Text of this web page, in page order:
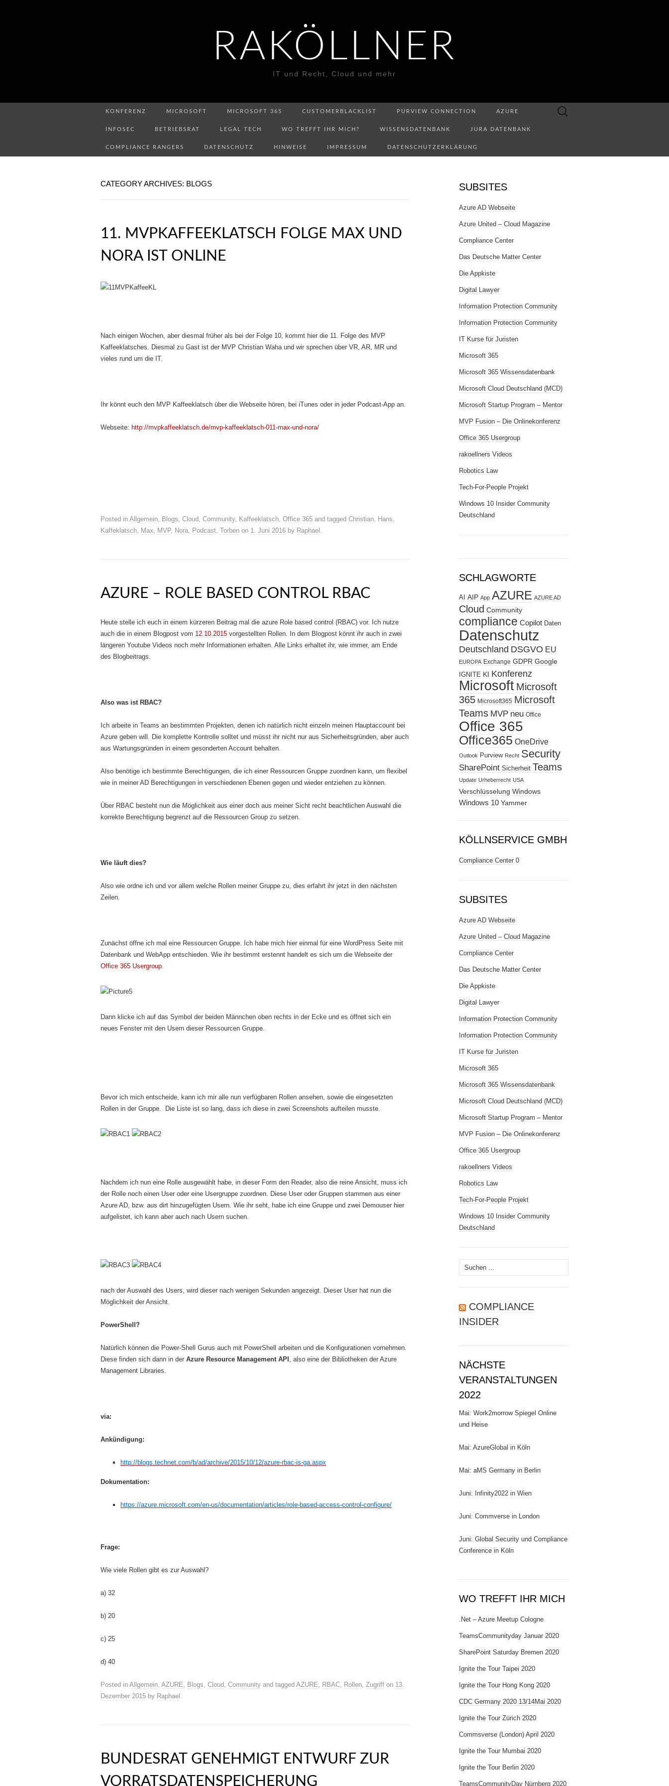
RAKÖLLNER
IT und Recht, Cloud und mehr
KONFERENZ MICROSOFT MICROSOFT 365 CUSTOMERBLACKLIST PURVIEW CONNECTION AZURE
INFOSEC BETRIEBSRAT LEGAL TECH WO TREFFT IHR MICH? WISSENSDATENBANK JURA DATENBANK
COMPLIANCE RANGERS DATENSCHUTZ HINWEISE IMPRESSUM DATENSCHUTZERKLÄRUNG
Suchen
CATEGORY ARCHIVES: BLOGS
11. MVPKAFFEEKLATSCH FOLGE MAX UND
NORA IST ONLINE
Nach einigen Wochen, aber diesmal früher als bei der Folge 10, kommt hier die 11. Folge des MVP
Kaffeeklatsches. Diesmal zu Gast ist der MVP Christian Waha und wir sprechen über VR, AR, MR und
vieles rund um die IT.
Ihr könnt euch den MVP Kaffeeklatsch über die Webseite hören, bei iTunes oder in jeder Podcast-App an.
Webseite: http://mvpkaffeeklatsch.de/mvp-kaffeeklatsch-011-max-und-nora/
Posted in Allgemein, Blogs, Cloud, Community, Kaffeeklatsch, Office 365 and tagged Christian, Hans,
Kaffeklatsch, Max, MVP, Nora, Podcast, Torben on 1. Juni 2016 by Raphael .
AZURE – ROLE BASED CONTROL RBAC
Heute stelle ich euch in einem kürzeren Beitrag mal die azure Role based control (RBAC) vor. Ich nutze
auch die in einem Blogpost vom 12.10.2015 vorgestellten Rollen. In dem Blogpost könnt ihr auch in zwei
längeren Youtube Videos noch mehr Informationen erhalten. Alle Links erhaltet ihr, wie immer, am Ende
des Blogbeitrags.
Also was ist RBAC?
Ich arbeite in Teams an bestimmten Projekten, denen ich natürlich nicht einzeln meinen Hauptaccount bei
Azure geben will. Die komplette Kontrolle solltet und müsst ihr nicht nur aus Sicherheitsgründen, aber auch
aus Wartungsgründen in einem gesonderten Account behalten.
Also benötige ich bestimmte Berechtigungen, die ich einer Ressourcen Gruppe zuordnen kann, um flexibel
wie in meiner AD Berechtigungen in verschiedenen Ebenen gegen und wieder entziehen zu können.
Über RBAC besteht nun die Möglichkeit aus einer doch aus meiner Sicht recht beachtlichen Auswahl die
korrekte Berechtigung begrenzt auf die Ressourcen Group zu setzen.
Wie läuft dies?
Also wie ordne ich und vor allem welche Rollen meiner Gruppe zu, dies erfahrt ihr jetzt in den nächsten
Zeilen.
Zunächst öffne ich mal eine Ressourcen Gruppe. Ich habe mich hier einmal für eine WordPress Seite mit
Datenbank und WebApp entschieden. Wie ihr bestimmt erstennt handelt es sich um die Webseite der
Office 365 Usergroup.
Dann klicke ich auf das Symbol der beiden Männchen oben rechts in der Ecke und es öffnet sich ein
neues Fenster mit den Usern dieser Ressourcen Gruppe.
Bevor ich mich entscheide, kann ich mir alle nun verfügbaren Rollen ansehen, sowie die eingesetzten
Rollen in der Gruppe. Die Liste ist so lang, dass ich diese in zwei Screenshots aufteilen musste.
Nachdem ich nun eine Rolle ausgewählt habe, in dieser Form den Reader, also die reine Ansicht, muss ich
der Rolle noch einen User oder eine Usergruppe zuordnen. Diese User oder Gruppen stammen aus einer
Azure AD, bzw. aus dirt hinzugefügten Usern. Wie ihr seht, habe ich eine Gruppe und zwei Demouser hier
aufgelistet, ich kann aber auch nach Usern suchen.
nach der Auswahl des Users, wird dieser nach wenigen Sekunden angezeigt. Dieser User hat nun die
Möglichkeit der Ansicht.
PowerShell?
Natürlich können die Power-Shell Gurus auch mit PowerShell arbeiten und die Konfigurationen vornehmen.
Diese finden sich dann in der Azure Resource Management API , also eine der Bibliotheken der Azure
Management Libraries.
via:
Ankündigung:
http://blogs.technet.com/b/ad/archive/2015/10/12/azure-rbac-is-ga.aspx
Dokumentation:
https://azure.microsoft.com/en-us/documentation/articles/role-based-access-control-configure/
Frage:
Wie viele Rollen gibt es zur Auswahl?
a) 32
b) 20
c) 25
d) 40
Posted in Allgemein, AZURE, Blogs, Cloud, Community and tagged AZURE, RBAC, Rollen, Zugriff on 13.
Dezember 2015 by Raphael .
BUNDESRAT GENEHMIGT ENTWURF ZUR
VORRATSDATENSPEICHERUNG
SUBSITES
Azure AD Webseite
Azure United – Cloud Magazine
Compliance Center
Das Deutsche Matter Center
Die Appkiste
Digital Lawyer
Information Protection Community
Information Protection Community
IT Kurse für Juristen
Microsoft 365
Microsoft 365 Wissensdatenbank
Microsoft Cloud Deutschland (MCD)
Microsoft Startup Program – Mentor
MVP Fusion – Die Onlinekonferenz
Office 365 Usergroup
rakoellners Videos
Robotics Law
Tech-For-People Projekt
Windows 10 Insider Community
Deutschland
SCHLAGWORTE
AI AIP App AZURE AZURE AD
Cloud Community
compliance Copilot Daten
Datenschutz
Deutschland DSGVO EU
EUROPA Exchange GDPR Google
IGNITE KI Konferenz
Microsoft Microsoft
365 Microsoft365 Microsoft
Teams MVP neu Office
Office 365
Office365 OneDrive
Outlook Purview Recht Security
SharePoint Sicherheit Teams
Update Urheberrecht USA
Verschlüsselung Windows
Windows 10 Yammer
KÖLLNSERVICE GMBH
Compliance Center 0
SUBSITES
Azure AD Webseite
Azure United – Cloud Magazine
Compliance Center
Das Deutsche Matter Center
Die Appkiste
Digital Lawyer
Information Protection Community
Information Protection Community
IT Kurse für Juristen
Microsoft 365
Microsoft 365 Wissensdatenbank
Microsoft Cloud Deutschland (MCD)
Microsoft Startup Program – Mentor
MVP Fusion – Die Onlinekonferenz
Office 365 Usergroup
rakoellners Videos
Robotics Law
Tech-For-People Projekt
Windows 10 Insider Community
Deutschland
Suchen
nach:
COMPLIANCE
INSIDER
NÄCHSTE
VERANSTALTUNGEN
2022
Mai: Work2morrow Spiegel Online
und Heise
Mai: AzureGlobal in Köln
Mai: aMS Germany in Berlin
Juni: Infinity2022 in Wien
Juni: Commverse in London
Juni: Global Security und Compliance
Conference in Köln
WO TREFFT IHR MICH
.Net – Azure Meetup Cologne
TeamsCommunityday Januar 2020
SharePoint Saturday Bremen 2020
Ignite the Tour Taipei 2020
Ignite the Tour Hong Kong 2020
CDC Germany 2020 13/14Mai 2020
Ignite the Tour Zürich 2020
Commsverse (London) April 2020
Ignite the Tour Mumbai 2020
Ignite the Tour Berlin 2020
TeamsCommunityDay Nürnberg 2020